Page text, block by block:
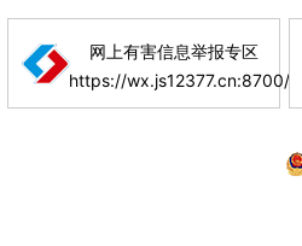
网上有害信息举报专区
https://wx.js12377.cn:8700/